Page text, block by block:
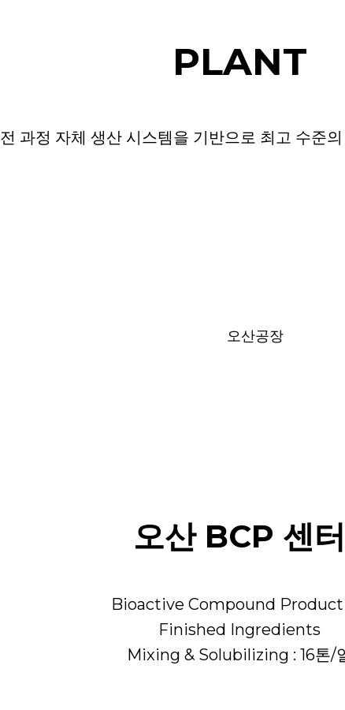
PLANT
전 과정 자체 생산 시스템을 기반으로 최고 수준
오산공장
오산 BCP 센터
Bioactive Compound
Finished Ingredients
Mixing & Solubilizing : 16톤/